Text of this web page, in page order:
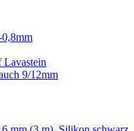
Lavastein
9/12mm